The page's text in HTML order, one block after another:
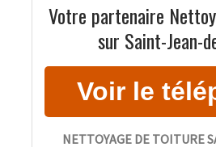
Votre partenaire
sur Saint-Jean-
NETTOYAGE DE TOITURE